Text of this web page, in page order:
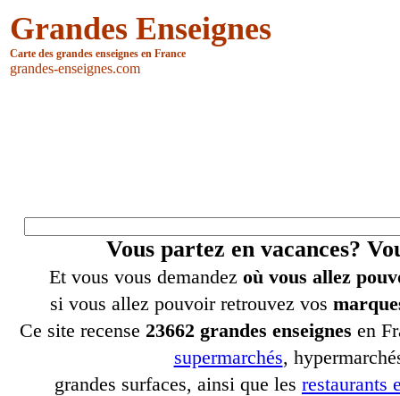
Grandes Enseignes
Carte des grandes enseignes en France
grandes-enseignes.com
Vous partez en vacances?
Et vous vous demandez où vous allez
si vous allez pouvoir retrouvez vos
Ce site recense 23662 grandes enseignes en
supermarchés,
grandes surfaces, ainsi que les restaurants